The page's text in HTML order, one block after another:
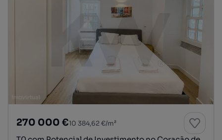
270 000 €10 384,62 €/m²